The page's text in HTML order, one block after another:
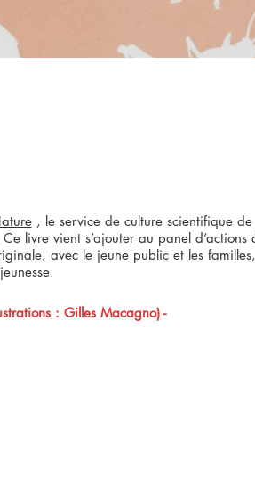
, le service de culture scientifique de
livre vient s’ajouter au panel d’actions
avec le jeune public et les
: Gilles Macagno) -